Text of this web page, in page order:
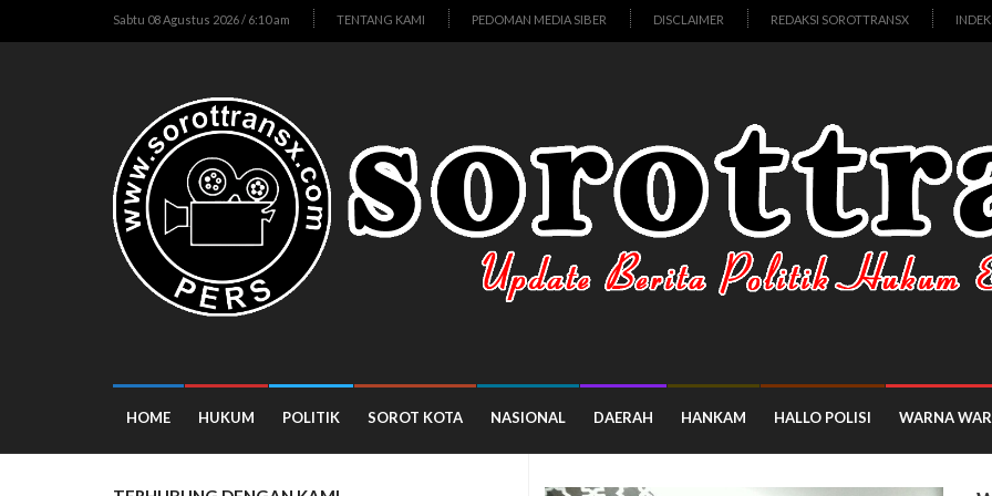
Sabtu 08 Agustus 2026 / 6:10 am TENTANG KAMI PEDOMAN MEDIA SIBER DISCLAIMER REDAKSI SOROTTRANSX
HOME HUKUM POLITIK SOROT KOTA NASIONAL DAERAH HANKAM HALLO POLISI WARNA